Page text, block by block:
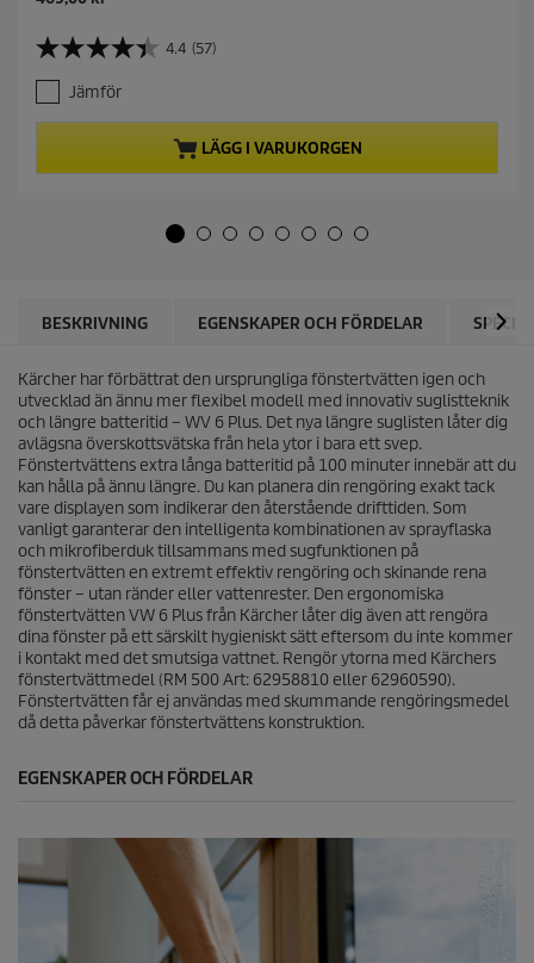
r
e
n
t
r
e
4.4 (57)
4
.
4
a
o
5
7
r
e
c
e
n
s
i
o
n
e
r
Jämför
LÄGG I VARUKORGEN
BESKRIVNING EGENSKAPER OCH FÖRDELAR
Kärcher har förbättrat den ursprungliga fönstertvätten igen och
utvecklad än ännu mer flexibel modell med innovativ suglistteknik
och längre batteritid – WV 6 Plus. Det nya längre suglisten låter dig
avlägsna överskottsvätska från hela ytor i bara ett svep.
Fönstertvättens extra långa batteritid på 100 minuter innebär att du
kan hålla på ännu längre. Du kan planera din rengöring exakt tack
vare displayen som indikerar den återstående drifttiden. Som
vanligt garanterar den intelligenta kombinationen av sprayflaska
och mikrofiberduk tillsammans med sugfunktionen på
fönstertvätten en extremt effektiv rengöring och skinande rena
fönster – utan ränder eller vattenrester. Den ergonomiska
fönstertvätten VW 6 Plus från Kärcher låter dig även att rengöra
dina fönster på ett särskilt hygieniskt sätt eftersom du inte kommer
i kontakt med det smutsiga vattnet. Rengör ytorna med Kärchers
fönstertvättmedel (RM 500 Art: 62958810 eller 62960590).
Fönstertvätten får ej användas med skummande rengöringsmedel
då detta påverkar fönstertvättens konstruktion.
EGENSKAPER OCH FÖRDELAR